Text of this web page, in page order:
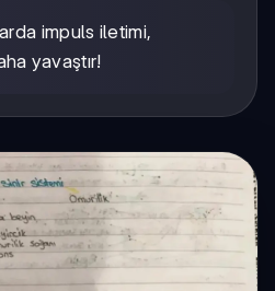
impuls iletimi,
yavaştır!